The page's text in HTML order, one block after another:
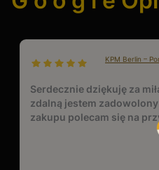
dał ocenę: 5
KPM Berlin –
Serdecznie dziękuję za
zdalną jestem
zakupu polecam się na